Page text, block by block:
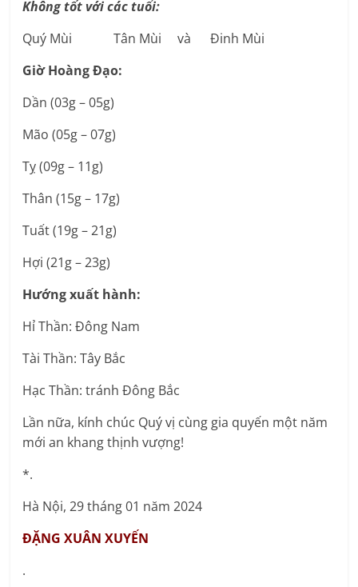
Không tốt với các tuổi:
Quý Mùi Tân Mùi và Đinh Mùi
Giờ Hoàng Đạo:
Dần (03g – 05g)
Mão (05g – 07g)
Tỵ (09g – 11g)
Thân (15g – 17g)
Tuất (19g – 21g)
Hợi (21g – 23g)
Hướng xuất hành:
Hỉ Thần: Đông Nam
Tài Thần: Tây Bắc
Hạc Thần: tránh Đông Bắc
Lần nữa, kính chúc Quý vị cùng gia quyến một năm
mới an khang thịnh vượng!
*.
Hà Nội, 29 tháng 01 năm 2024
ĐẶNG XUÂN XUYẾN
.